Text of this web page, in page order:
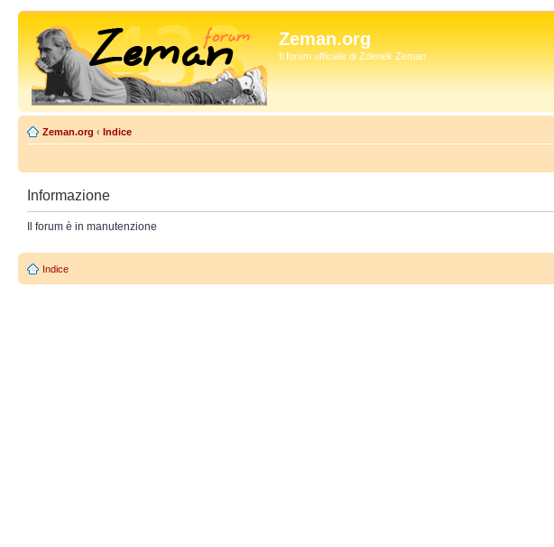
Zeman.org
Il forum ufficiale di Zdenek Zeman
Zeman.org ‹ Indice
Informazione
Il forum è in manutenzione
Indice